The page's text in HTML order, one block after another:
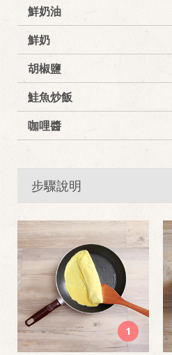
鮮奶油
鮮奶
胡椒鹽
鮭魚炒飯
咖哩醬
步驟說明
1